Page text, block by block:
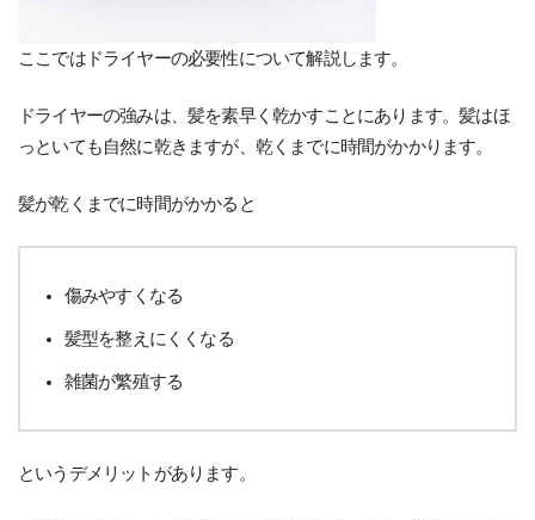
ここではドライヤーの必要性について解説します。
ドライヤーの強みは、髪を素早く乾かすことにあります。髪はほ
っといても自然に乾きますが、乾くまでに時間がかかります。
髪が乾くまでに時間がかかると
傷みやすくなる
髪型を整えにくくなる
雑菌が繁殖する
というデメリットがあります。